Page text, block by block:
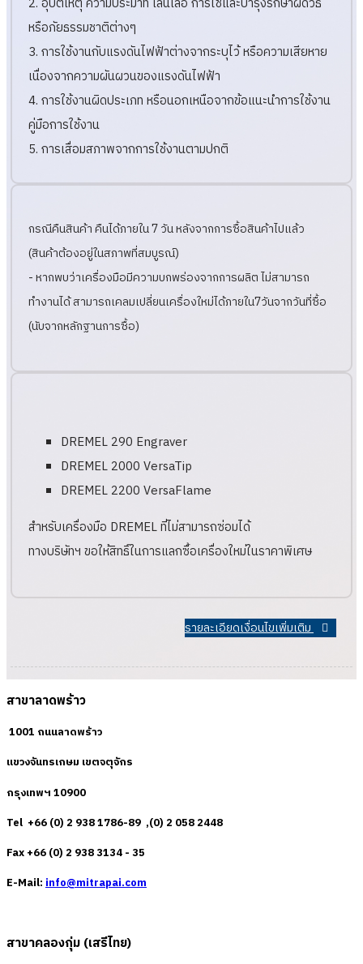
หรือภัยธรรมชาติต่างๆ
3. การใช้งานกับแรงดันไฟฟ้าต่างจากระบุไว้ หรือความเสียหาย
เนื่องจากความผันผวนของแรงดันไฟฟ้า
4. การใช้งานผิดประเภท หรือนอกเหนือจากข้อแนะนำการใช้งาน
คู่มือการใช้งาน
5. การเสื่อมสภาพจากการใช้งานตามปกติ
กรณีคืนสินค้า คืนได้ภายใน 7 วัน หลังจากการซื้อสินค้าไปแล้ว
(สินค้าต้องอยู่ในสภาพที่สมบูรณ์)
- หากพบว่าเครื่องมือมีความบกพร่องจากการผลิต ไม่สามารถ
ทำงานได้ สามารถเคลมเปลี่ยนเครื่องใหม่ได้ภายใน7วันจากวันที่ซื้อ
(นับจากหลักฐานการซื้อ)
DREMEL 290 Engraver
DREMEL 2000 VersaTip
DREMEL 2200 VersaFlame
สำหรับเครื่องมือ DREMEL ที่ไม่สามารถซ่อมได้
ทางบริษัทฯ ขอให้สิทธิ์ในการแลกซื้อเครื่องใหม่ในราคาพิเศษ
รายละเอียดเงื่อนไขเพิ่มเติม
สาขาลาดพร้าว
1001 ถนนลาดพร้าว
แขวงจันทรเกษม เขตจตุจักร
กรุงเทพฯ 10900
Tel +66 (0) 2 938 1786-89 ,(0) 2 058 2448
Fax +66 (0) 2 938 3134 - 35
E-Mail:info@mitrapai.com
สาขาคลองกุ่ม (เสรีไทย)